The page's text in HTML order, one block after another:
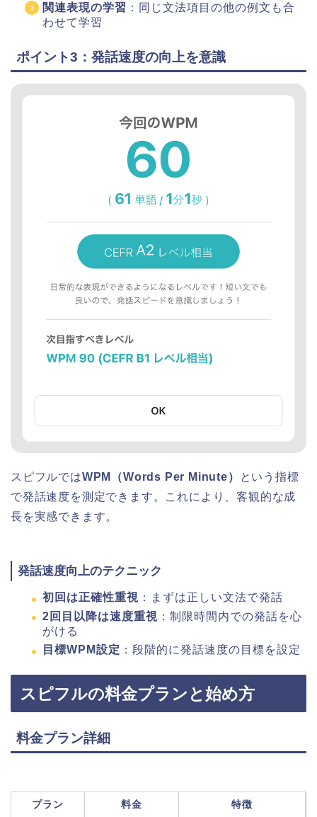
関連表現の学習 ：同じ文法項目の他の例文も合
わせて学習
ポイント3：発話速度の向上を意識
スピフルではWPM（Words Per Minute）
という指標
で発話速度を測定できます。これにより、客観的な成
長を実感できます。
発話速度向上のテクニック
初回は正確性重視 ：まずは正しい文法で発話
2回目以降は速度重視 ：制限時間内での発話を心
がける
目標WPM設定 ：段階的に発話速度の目標を設定
スピフルの料金プランと始め方
料金プラン詳細
プラン 料金 特徴